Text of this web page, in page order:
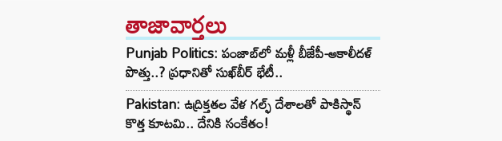
తాజావార్తలు
Punjab Politics: పంజాబ్‌లో మళ్లీ బీజేపీ-అకాలీదళ్
పొత్తు..? ప్రధానితో సుఖ్‌బీర్ భేటీ..
Pakistan: ఉద్రిక్తతల వేళ గల్ఫ్ దేశాలతో పాకిస్థాన్
కొత్త కూటమి.. దేనికి సంకేతం!